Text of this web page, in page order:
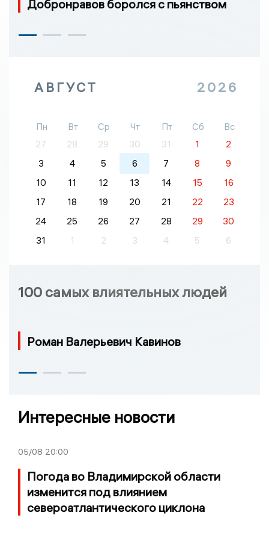
Добронравов боролся с пьянством
АВГУСТ 2026
Пн Вт Ср Чт Пт Сб
Вс
27
28 29 30 31 1
2
3
4 5 6 7 8
9
10
11 12 13 14 15
16
17
18 19 20 21 22
23
24
25 26 27 28 29
30
31
1 2 3 4 5 6
100 самых влиятельных людей
Роман Валерьевич Кавинов
Интересные новости
05/08 20:00
Погода во Владимирской области
изменится под влиянием
североатлантического циклона